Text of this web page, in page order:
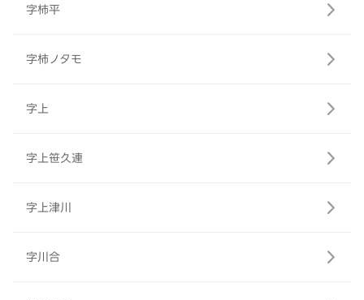
字柿平
字柿ノタモ
字上
字上笹久連
字上津川
字川合